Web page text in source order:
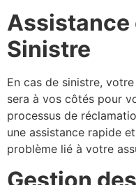
Assistance
Sinistre
En cas de sinistre,
sera à vos côtés pour
processus de
une assistance rapide
problème lié à votre